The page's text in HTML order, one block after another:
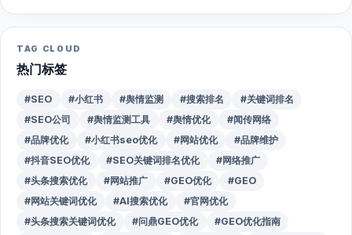
TAG CLOUD
热门标签
#SEO #小红书 #舆情监测 #搜索排名
#关键词排名
#SEO公司
#舆情监测工具 #舆情优化
#闻传网络
#品牌优化
#小红书seo优化 #网站优化
#品牌维护
#抖音SEO优化
#SEO关键词排名优化
#网络推广
#头条搜索优化
#网站推广 #GEO优化
#GEO
#网站关键词优化
#AI搜索优化
#官网优化
#头条搜索关键词优化
#问鼎GEO优化
#GEO优化指南